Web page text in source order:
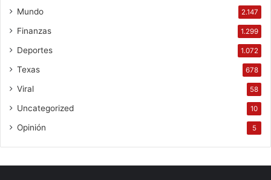
Mundo 2.147
Finanzas 1.299
Deportes 1.072
Texas 678
Viral 58
Uncategorized 10
Opinión 5